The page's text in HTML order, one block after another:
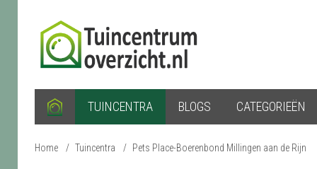
TUINCENTRA BLOGS CATEGORIEËN
Home / Tuincentra / Pets Place-Boerenbond Millingen aan de Rijn